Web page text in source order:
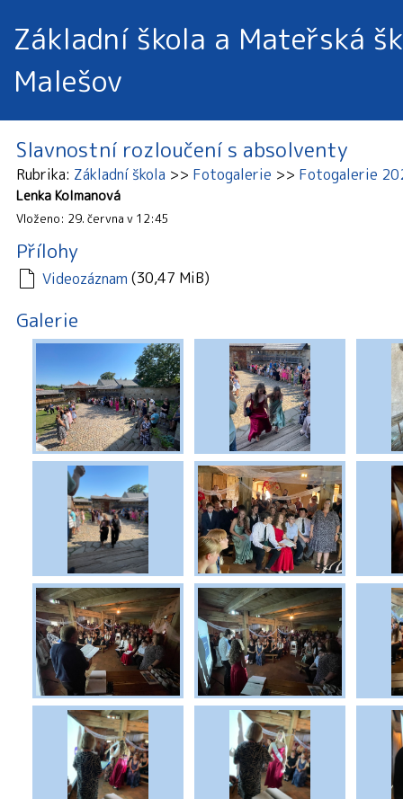
Základní škola a Mateřská
Malešov
Slavnostní rozloučení s absolventy
Rubrika Základní škola Fotogalerie Fotogalerie
Lenka Kolmanová
Vloženo: 29. června v 12:45
Přílohy
Videozáznam (30,47 MiB)
Galerie